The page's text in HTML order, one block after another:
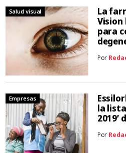
Salud visual
La
Vision
para
Por
Empresas
la
Por